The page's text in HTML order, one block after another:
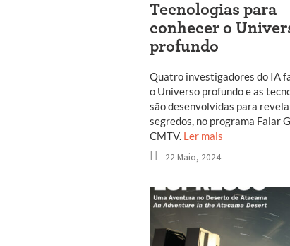
Tecnologias para
conhecer o
profundo
Quatro investigadores do IA
o Universo profundo e as
são desenvolvidas para
segredos, no programa Falar
CMTV. Ler mais
22 Maio, 2024